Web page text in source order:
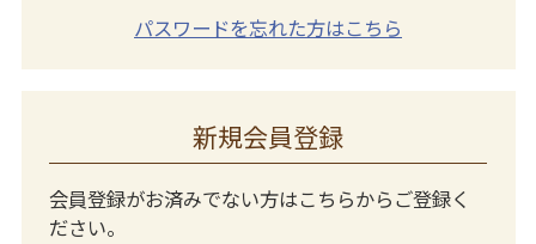
パスワードを忘れた方はこちら
新規会員登録
会員登録がお済みでない方はこちらからご登録く
ださい。